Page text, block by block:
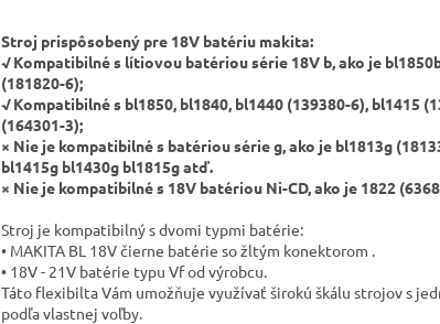
Stroj prispôsobený pre 18V batériu makita:
√Kompatibilné s lítiovou batériou série 18V b, ako je
(181820-6);
√Kompatibilné s bl1850, bl1840, bl1440 (139380-6), bl1415
(164301-3);
× Nie je kompatibilné s batériou série g, ako je bl1813g
bl1415g bl1430g bl1815g atď.
× Nie je kompatibilné s 18V batériou Ni-CD, ako je 1822
Stroj je kompatibilný s dvomi typmi batérie:
• MAKITA BL 18V čierne batérie so žltým konektorom .
• 18V - 21V batérie typu Vf od výrobcu.
Táto flexibilta Vám umožňuje využívať širokú škálu strojov s
podľa vlastnej voľby.